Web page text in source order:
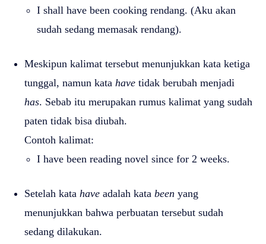
I shall have been cooking rendang. (Aku akan
sudah sedang memasak rendang).
Meskipun kalimat tersebut menunjukkan kata ketiga
tunggal, namun kata have tidak berubah menjadi
has. Sebab itu merupakan rumus kalimat yang sudah
paten tidak bisa diubah.
Contoh kalimat:
I have been reading novel since for 2 weeks.
Setelah kata have adalah kata been yang
menunjukkan bahwa perbuatan tersebut sudah
sedang dilakukan.